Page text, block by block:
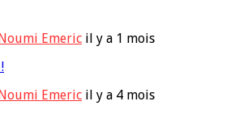
Emeric il y a 1 mois
Emeric il y a 4 mois